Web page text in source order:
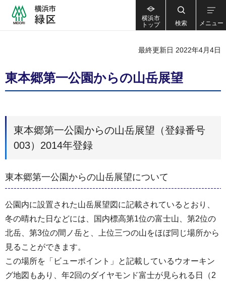
横浜市
トップ
検索 メニュー
最終更新日 2022年4月4日
東本郷第一公園からの山岳展望
東本郷第一公園からの山岳展望（登録番号
003）2014年登録
東本郷第一公園からの山岳展望について
公園内に設置された山岳展望図に記載されているとおり、
冬の晴れた日などには、国内標高第1位の富士山、第2位の
北岳、第3位の間ノ岳と、上位三つの山をほぼ同じ場所から
見ることができます。
この場所を「ビューポイント」と記載しているウオーキン
グ地図もあり、年2回のダイヤモンド富士が見られる日（2